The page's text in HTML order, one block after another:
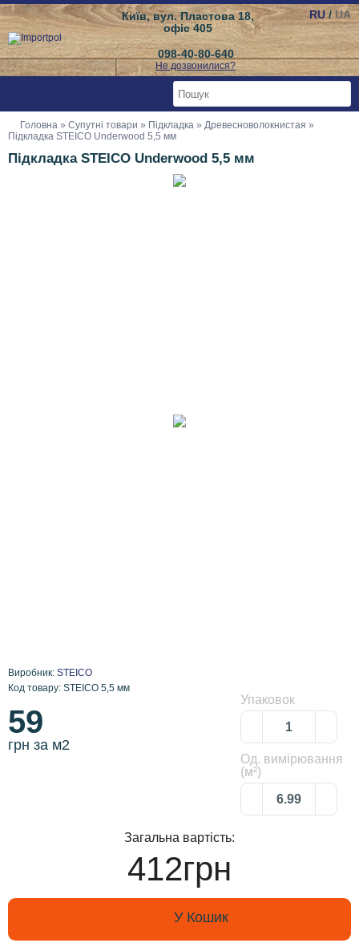
RU / UA
Київ, вул. Пластова 18,
офіс 405
098-40-80-640
Не дозвонилися?
Головна » Супутні товари » Підкладка » Древесноволокнистая »
Підкладка STEICO Underwood 5,5 мм
Підкладка STEICO Underwood 5,5 мм
Виробник: STEICO
Код товару: STEICO 5,5 мм
59
грн за м2
Упаковок
Од. вимірювання
(м²)
Загальна вартість:
412грн
У Кошик